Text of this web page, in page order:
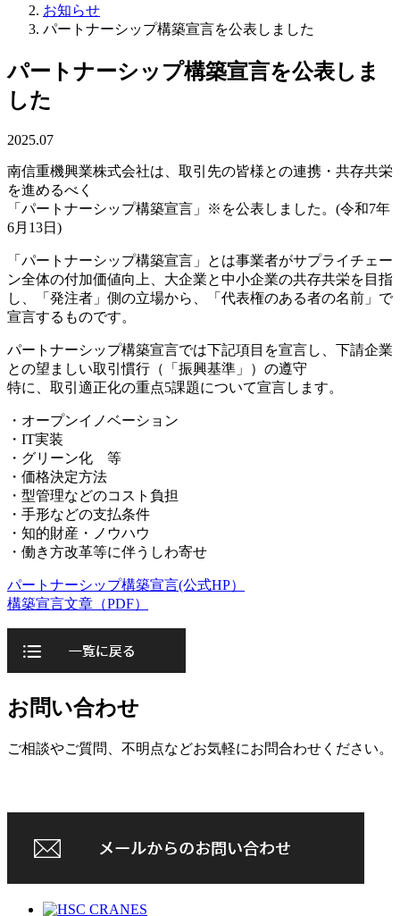
お知らせ
パートナーシップ構築宣言を公表しました
パートナーシップ構築宣言を公表しま
した
2025.07
南信重機興業株式会社は、取引先の皆様との連携・共存共栄
を進めるべく
「パートナーシップ構築宣言」※を公表しました。(令和7年
6月13日)
「パートナーシップ構築宣言」とは事業者がサプライチェー
ン全体の付加価値向上、大企業と中小企業の共存共栄を目指
し、「発注者」側の立場から、「代表権のある者の名前」で
宣言するものです。
パートナーシップ構築宣言では下記項目を宣言し、下請企業
との望ましい取引慣行（「振興基準」）の遵守
特に、取引適正化の重点5課題について宣言します。
・オープンイノベーション
・IT実装
・グリーン化 等
・価格決定方法
・型管理などのコスト負担
・手形などの支払条件
・知的財産・ノウハウ
・働き方改革等に伴うしわ寄せ
パートナーシップ構築宣言(公式HP）
構築宣言文章（PDF）
お問い合わせ
ご相談やご質問、不明点などお気軽にお問合わせください。